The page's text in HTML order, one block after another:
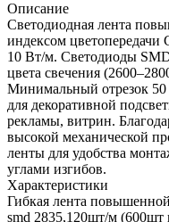
Описание
Светодиодная лента
индексом
10 Вт/м. Светодиоды
цвета свечения
Минимальный отрезок 50
для декоративной
рекламы, витрин.
высокой механической
ленты для удобства
углами изгибов.
Характеристики
Гибкая лента
smd 2835,120шт/м (600шт